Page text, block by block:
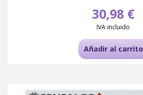
30,98 €
IVA incluido
Añadir al carrito